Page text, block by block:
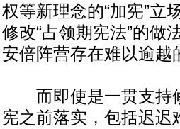
权等新理念的“加宪”立
修改“占领期宪法”的做
安倍阵营存在难以逾越
而即使是一贯支持
宪之前落实，包括迟迟